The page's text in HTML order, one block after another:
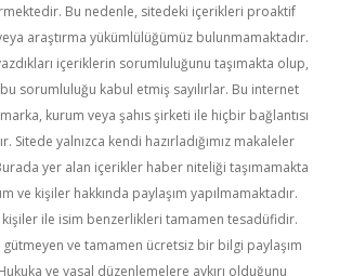
Bu nedenle, sitedeki içerikleri proaktif
araştırma yükümlülüğümüz bulunmamaktadır.
içeriklerin sorumluluğunu taşımakta olup,
sorumluluğu kabul etmiş sayılırlar. Bu internet
kurum veya şahıs şirketi ile hiçbir bağlantısı
Sitede yalnızca kendi hazırladığımız makaleler
yer alan içerikler haber niteliği taşımamakta
ve kişiler hakkında paylaşım yapılmamaktadır.
kişiler ile isim benzerlikleri tamamen tesadüfidir.
gütmeyen ve tamamen ücretsiz bir bilgi paylaşım
ve yasal düzenlemelere aykırı olduğunu